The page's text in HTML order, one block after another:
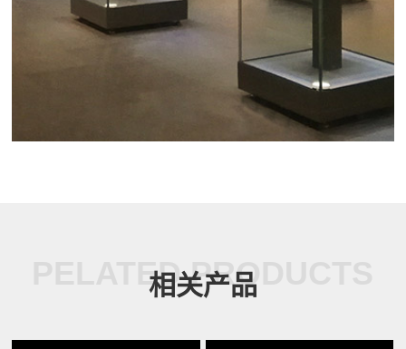
PELATED PRODUCTS
相关产品